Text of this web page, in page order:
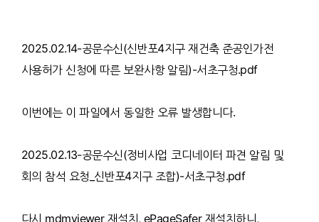
2025.02.14-공문수신(신반포4지구 재건축 준공인가전
사용허가 신청에 따른 보완사항 알림)-서초구청.pdf
이번에는 이 파일에서 동일한 오류 발생합니다.
2025.02.13-공문수신(정비사업 코디네이터 파견 알림 및
회의 참석 요청_신반포4지구 조합)-서초구청.pdf
다시 mdmviewer 재설치, ePageSafer 재설치하니,